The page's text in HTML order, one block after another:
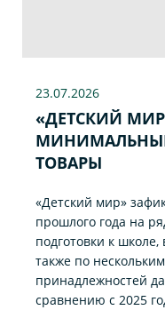
23.07.2026
«ДЕТСКИЙ
ТОВАРЫ
«Детский мир»
прошлого года на
подготовки к
также по
принадлежностей
сравнению с 2025